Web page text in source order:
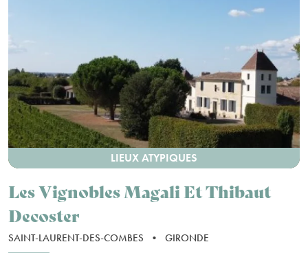
LIEUX ATYPIQUES
Les Vignobles Magali Et Thibaut
Decoster
SAINT-LAURENT-DES-COMBES • GIRONDE